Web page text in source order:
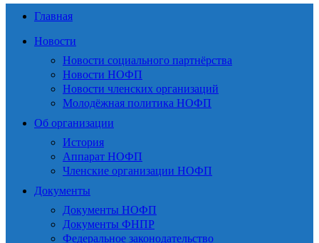
Главная
Новости
Новости социального партнёрства
Новости НОФП
Новости членских организаций
Молодёжная политика НОФП
Об организации
История
Аппарат НОФП
Членские организации НОФП
Документы
Документы НОФП
Документы ФНПР
Федеральное законодательство